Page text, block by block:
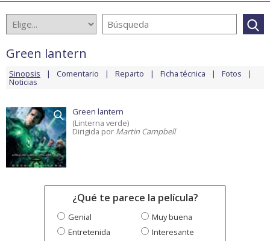
Green lantern
Sinopsis Comentario Reparto Ficha técnica Fotos
Noticias
Green lantern
(Linterna verde)
Dirigida por Martin Campbell
¿Qué te parece la película?
Genial
Muy buena
Entretenida
Interesante